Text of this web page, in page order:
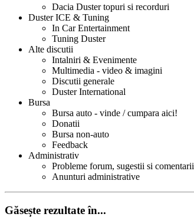
Dacia Duster topuri si recorduri
Duster ICE & Tuning
In Car Entertainment
Tuning Duster
Alte discutii
Intalniri & Evenimente
Multimedia - video & imagini
Discutii generale
Duster International
Bursa
Bursa auto - vinde / cumpara aici!
Donatii
Bursa non-auto
Feedback
Administrativ
Probleme forum, sugestii si comentarii
Anunturi administrative
Găsește rezultate în...